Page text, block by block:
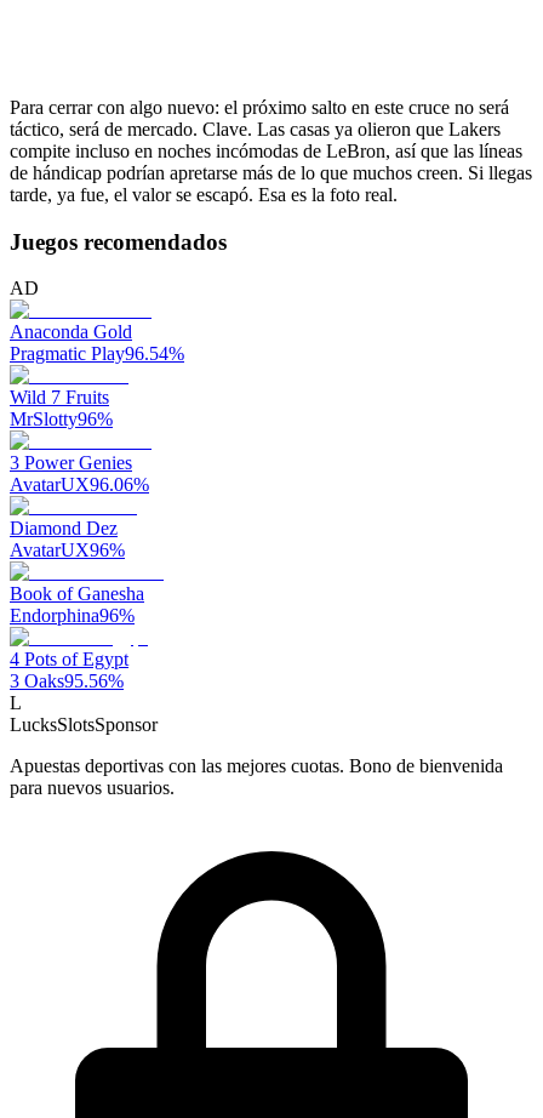
Para cerrar con algo nuevo: el próximo salto en este cruce no será
táctico, será de mercado. Clave. Las casas ya olieron que Lakers
compite incluso en noches incómodas de LeBron, así que las líneas
de hándicap podrían apretarse más de lo que muchos creen. Si llegas
tarde, ya fue, el valor se escapó. Esa es la foto real.
Juegos recomendados
AD
Anaconda Gold
Pragmatic Play96.54%
Wild 7 Fruits
MrSlotty96%
3 Power Genies
AvatarUX96.06%
Diamond Dez
AvatarUX96%
Book of Ganesha
Endorphina96%
4 Pots of Egypt
3 Oaks95.56%
L
LucksSlotsSponsor
Apuestas deportivas con las mejores cuotas. Bono de bienvenida
para nuevos usuarios.